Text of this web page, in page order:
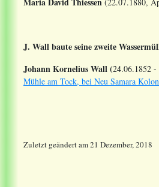
(22.07.1880,
J. Wall baute seine zweite
Johann Kornelius Wall (24.06.1852
Mühle am Tock, bei Neu Samara
Zuletzt geändertam21 Dezember, 2018